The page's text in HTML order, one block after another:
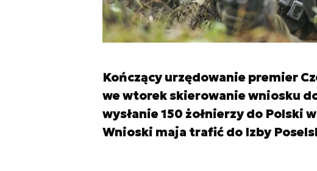
Kończący urzędowanie premier
we wtorek skierowanie wniosku
wysłanie 150 żołnierzy do Polski
Wnioski maja trafić do Izby